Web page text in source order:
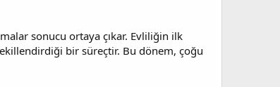
sonucu ortaya çıkar. Evliliğin ilk
bir süreçtir. Bu dönem, çoğu